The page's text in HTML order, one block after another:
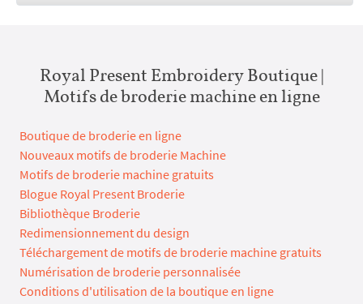
Royal Present Embroidery Boutique |
Motifs de broderie machine en ligne
Boutique de broderie en ligne
Nouveaux motifs de broderie Machine
Motifs de broderie machine gratuits
Blogue Royal Present Broderie
Bibliothèque Broderie
Redimensionnement du design
Téléchargement de motifs de broderie machine gratuits
Numérisation de broderie personnalisée
Conditions d'utilisation de la boutique en ligne